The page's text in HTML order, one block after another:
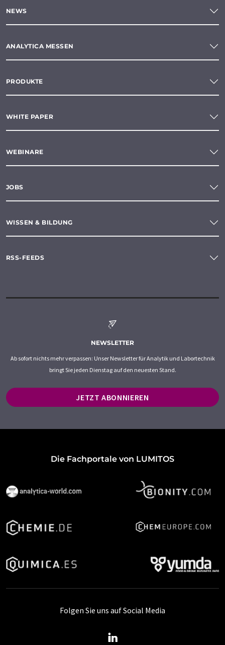
NEWS
ANALYTICA MESSEN
PRODUKTE
WHITE PAPER
WEBINARE
JOBS
WISSEN & BILDUNG
RSS-FEEDS
NEWSLETTER
Ab sofort nichts mehr verpassen: Unser Newsletter für Analytik und Labortechnik
bringt Sie jeden Dienstag auf den neuesten Stand.
JETZT ABONNIEREN
Die Fachportale von LUMITOS
Folgen Sie uns auf Social Media